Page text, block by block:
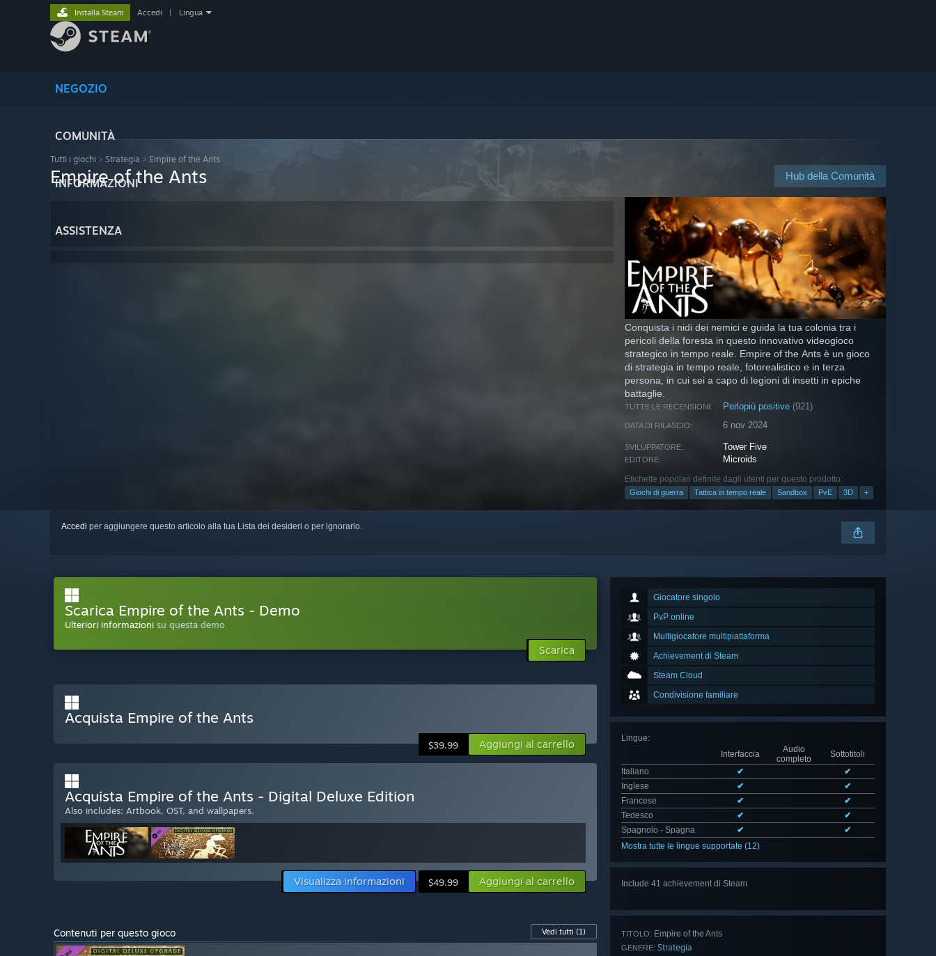
NEGOZIO
COMUNITÀ
INFORMAZIONI
ASSISTENZA
Installa Steam Accedi Lingua
Tutti i giochi > Strategia > Empire of the Ants
Hub della Comunità
Empire of the Ants
Conquista i nidi dei nemici e guida la tua colonia tra i
pericoli della foresta in questo innovativo videogioco
strategico in tempo reale. Empire of the Ants è un gioco
di strategia in tempo reale, fotorealistico e in terza
persona, in cui sei a capo di legioni di insetti in epiche
battaglie.
TUTTE LE RECENSIONI: Perlopiù positive (921)
DATA DI RILASCIO: 6 nov 2024
SVILUPPATORE: Tower Five
EDITORE: Microids
Etichette popolari definite dagli utenti per questo prodotto:
Giochi di guerra Tattica in tempo reale Sandbox PvE 3D +
Accedi per aggiungere questo articolo alla tua Lista dei desideri o per ignorarlo.
Giocatore singolo
PvP online
Multigiocatore multipiattaforma
Achievement di Steam
Steam Cloud
Condivisione familiare
Lingue:
Interfaccia
Audio
completo
Sottotitoli
Italiano
✔
✔
Inglese
✔
✔
Francese
✔
✔
Tedesco
✔
✔
Spagnolo - Spagna
✔
✔
Mostra tutte le lingue supportate (12)
Include 41 achievement di Steam
TITOLO: Empire of the Ants
GENERE: Strategia
Scarica Empire of the Ants - Demo
Ulteriori informazioni su questa demo
Scarica
Acquista Empire of the Ants
$39.99 Aggiungi al carrello
Acquista Empire of the Ants - Digital Deluxe Edition
Also includes: Artbook, OST, and wallpapers.
Visualizza informazioni $49.99 Aggiungi al carrello
Contenuti per questo gioco Vedi tutti (1)